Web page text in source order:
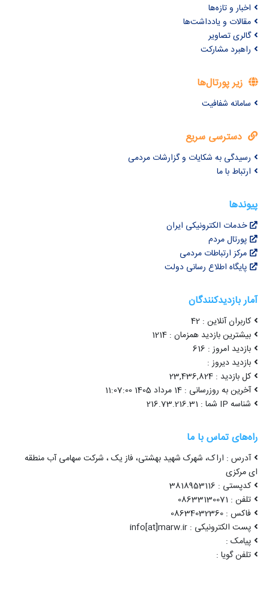
اخبار و تازه‌ها
مقالات و یادداشت‌ها
گالری تصاویر
راهبرد مشارکت
زیر پورتال‌ها
سامانه شفافیت
دسترسی سریع
رسیدگی به شکایات و گزارشات مردمی
ارتباط با ما
پیوندها
خدمات الکترونیکی ایران
پورتال مردم
مرکز ارتباطات مردمی
پایگاه اطلاع رسانی دولت
آمار بازدیدکنندگان
کاربران آنلاین : 42
بیشترین بازدید همزمان : 1214
بازدید امروز : 616
بازدید دیروز :
کل بازدید : 23,436,824
آخرین به روزرسانی : 14 مرداد 1405 11:07:00
شناسه IP شما : 216.73.216.31
راه‌های تماس با ما
آدرس : اراک، شهرک شهید بهشتی، فاز یک ، شرکت سهامی آب منطقه
ای مرکزی
کدپستی : 3818953116
تلفن : 08633130071
فاکس : 08634032360
پست الکترونیکی : info[at]marw.ir
پیامک :
تلفن گویا :